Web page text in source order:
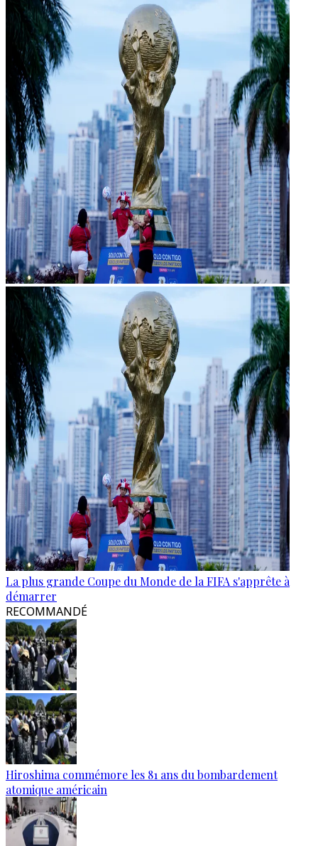
La plus grande Coupe du Monde de la FIFA s'apprête à
démarrer
RECOMMANDÉ
Hiroshima commémore les 81 ans du bombardement
atomique américain